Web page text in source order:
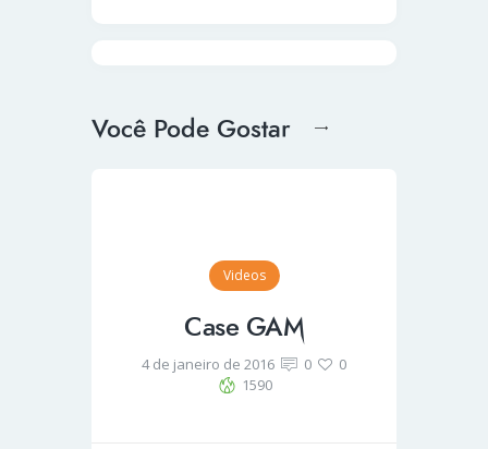
Você Pode Gostar
Videos
Case GAM
4 de janeiro de 2016 0
0
1590